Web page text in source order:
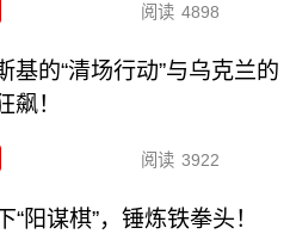
阅读 4898
基的“清场行动”与乌克兰的
飙！
阅读 3922
阳谋棋”，锤炼铁拳头！